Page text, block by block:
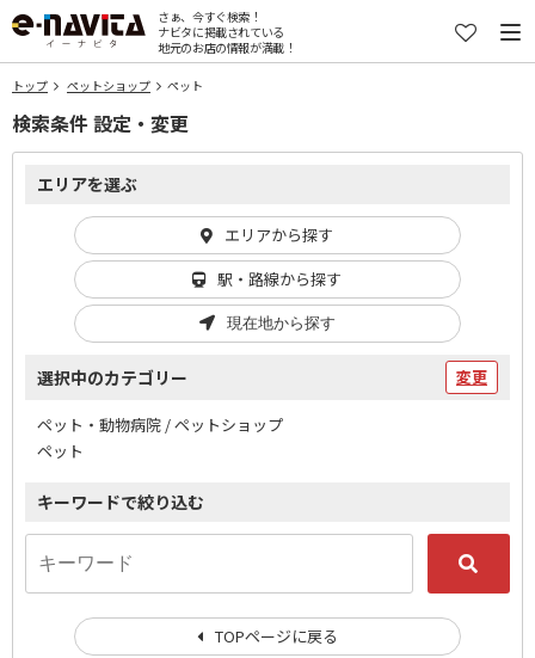
さぁ、今すぐ検索！
ナビタに掲載されている
地元のお店の情報が満載！
トップ ペットショップ ペット
検索条件 設定・変更
エリアを選ぶ
エリアから探す
駅・路線から探す
現在地から探す
選択中のカテゴリー 変更
ペット・動物病院 / ペットショップ
ペット
キーワードで絞り込む
TOPページに戻る